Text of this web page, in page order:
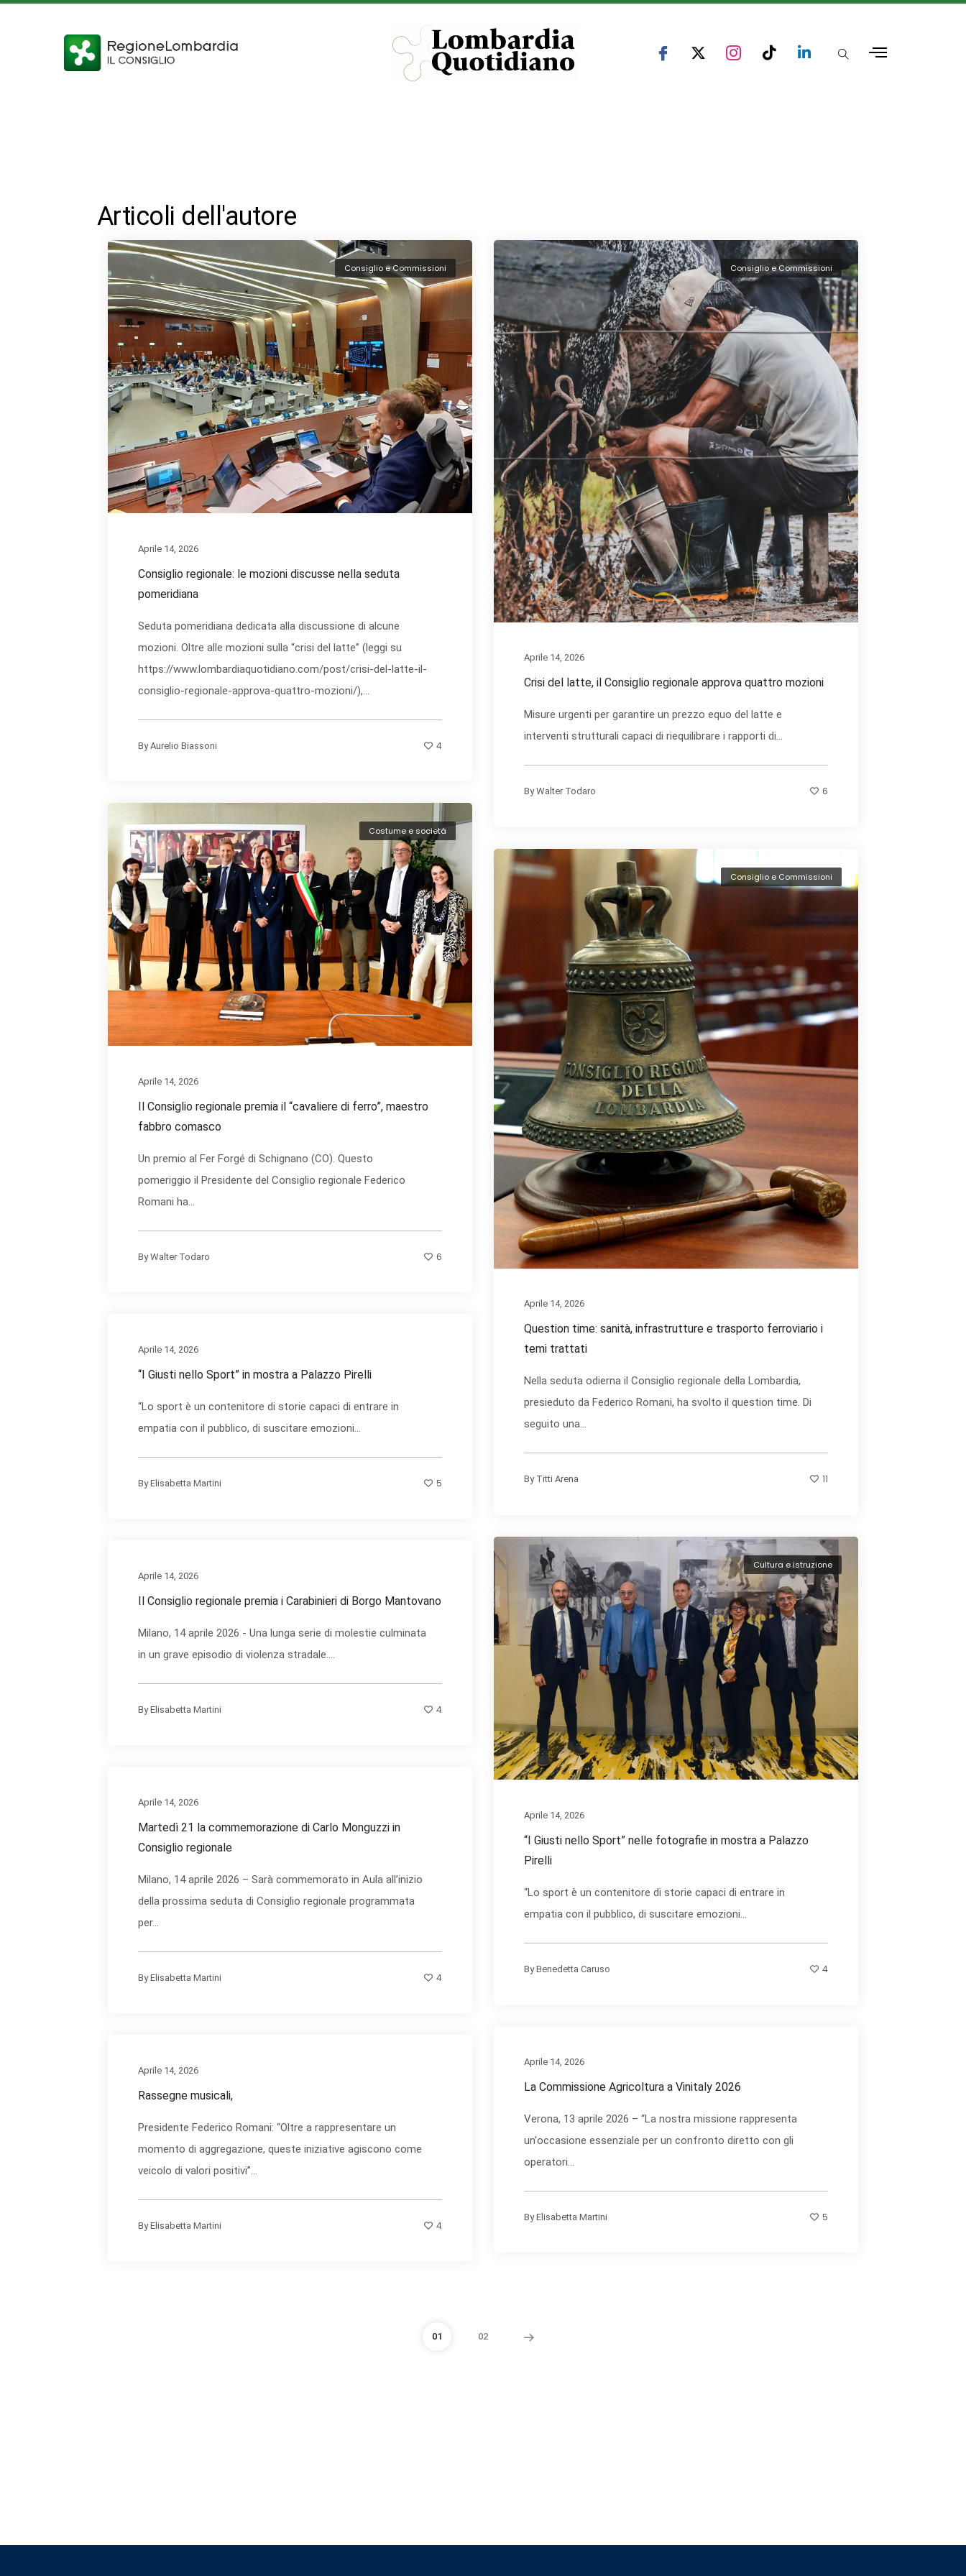
Articoli dell'autore
Consiglio e Commissioni
Aprile 14, 2026
Consiglio regionale: le mozioni discusse nella seduta
pomeridiana
Seduta pomeridiana dedicata alla discussione di alcune
mozioni. Oltre alle mozioni sulla “crisi del latte” (leggi su
https://www.lombardiaquotidiano.com/post/crisi-del-latte-il-
consiglio-regionale-approva-quattro-mozioni/),...
ByAurelio Biassoni 4
Consiglio e Commissioni
Aprile 14, 2026
Crisi del latte, il Consiglio regionale approva quattro mozioni
Misure urgenti per garantire un prezzo equo del latte e
interventi strutturali capaci di riequilibrare i rapporti di...
ByWalter Todaro 6
Costume e società
Aprile 14, 2026
Il Consiglio regionale premia il “cavaliere di ferro”, maestro
fabbro comasco
Un premio al Fer Forgé di Schignano (CO). Questo
pomeriggio il Presidente del Consiglio regionale Federico
Romani ha...
ByWalter Todaro 6
Consiglio e Commissioni
Aprile 14, 2026
Question time: sanità, infrastrutture e trasporto ferroviario i
temi trattati
Nella seduta odierna il Consiglio regionale della Lombardia,
presieduto da Federico Romani, ha svolto il question time. Di
seguito una...
By Titti Arena 11
Aprile 14, 2026
“I Giusti nello Sport” in mostra a Palazzo Pirelli
“Lo sport è un contenitore di storie capaci di entrare in
empatia con il pubblico, di suscitare emozioni...
ByElisabetta Martini 5
Cultura e istruzione
Aprile 14, 2026
“I Giusti nello Sport” nelle fotografie in mostra a Palazzo
Pirelli
“Lo sport è un contenitore di storie capaci di entrare in
empatia con il pubblico, di suscitare emozioni...
ByBenedetta Caruso 4
Aprile 14, 2026
Il Consiglio regionale premia i Carabinieri di Borgo Mantovano
Milano, 14 aprile 2026 - Una lunga serie di molestie culminata
in un grave episodio di violenza stradale....
ByElisabetta Martini 4
Aprile 14, 2026
Martedì 21 la commemorazione di Carlo Monguzzi in
Consiglio regionale
Milano, 14 aprile 2026 – Sarà commemorato in Aula all’inizio
della prossima seduta di Consiglio regionale programmata
per...
ByElisabetta Martini 4
Aprile 14, 2026
La Commissione Agricoltura a Vinitaly 2026
Verona, 13 aprile 2026 – “La nostra missione rappresenta
un'occasione essenziale per un confronto diretto con gli
operatori...
ByElisabetta Martini 5
Aprile 14, 2026
Rassegne musicali,
Presidente Federico Romani: “Oltre a rappresentare un
momento di aggregazione, queste iniziative agiscono come
veicolo di valori positivi”...
ByElisabetta Martini 4
01 02